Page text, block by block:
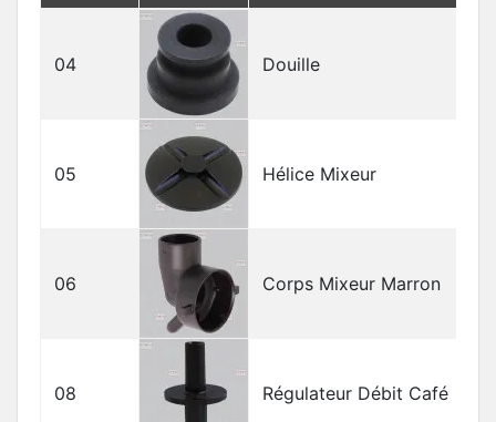
04 Douille
05 Hélice Mixeur
06 Corps Mixeur Marron
08 Régulateur Débit Café